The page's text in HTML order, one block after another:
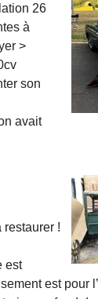
26
à
>
son
avait
!
est
est pour